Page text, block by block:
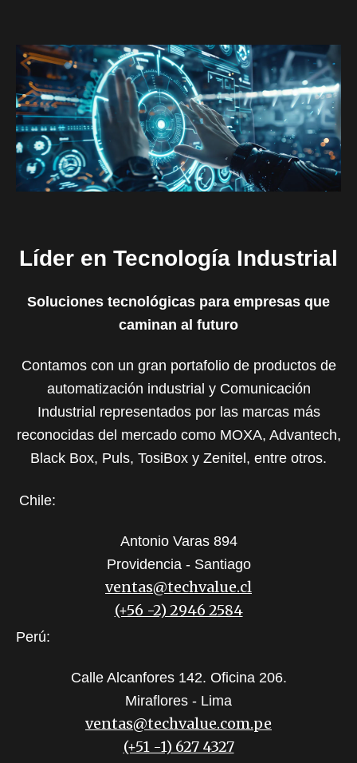
Líder en Tecnología Industrial
Soluciones tecnológicas para empresas que
caminan al futuro
Contamos con un gran portafolio de productos de
automatización industrial y Comunicación
Industrial representados por las marcas más
reconocidas del mercado como MOXA, Advantech,
Black Box, Puls, TosiBox y Zenitel, entre otros.
Chile:
Antonio Varas 894
Providencia - Santiago
ventas@techvalue.cl
(+56 -2) 2946 2584
Perú:
Calle Alcanfores 142. Oficina 206.
Miraflores - Lima
ventas@techvalue.com.pe
(+51 -1) 627 4327